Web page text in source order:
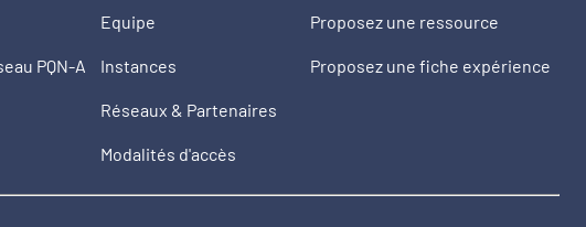
PQN-A
Equipe
Instances
Réseaux & Partenaires
Modalités d'accès
Proposez une ressource
Proposez une fiche expérience